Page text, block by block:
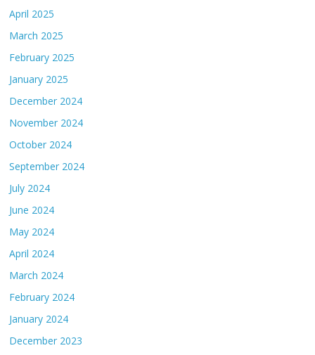
April 2025
March 2025
February 2025
January 2025
December 2024
November 2024
October 2024
September 2024
July 2024
June 2024
May 2024
April 2024
March 2024
February 2024
January 2024
December 2023